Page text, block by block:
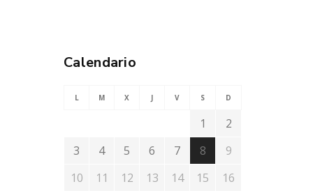
Calendario
L M X J V S D
1
2
3
4 5 6 7 8
9
10
11 12 13 14 15
16